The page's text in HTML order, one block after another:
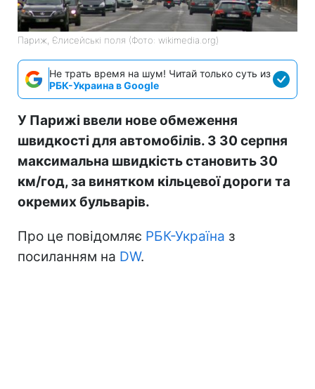
Париж, Єлисейські поля (Фото: wikimedia.org)
Не трать время на шум! Читай только суть из
РБК-Украина в Google
У Парижі ввели нове обмеження
швидкості для автомобілів. З 30 серпня
максимальна швидкість становить 30
км/год, за винятком кільцевої дороги та
окремих бульварів.
Про це повідомляє РБК-Україна з
посиланням на DW.